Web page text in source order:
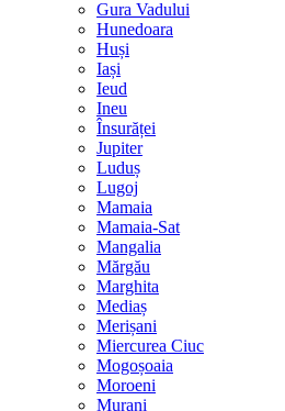
Gura Vadului
Hunedoara
Huși
Iași
Ieud
Ineu
Însurăței
Jupiter
Luduș
Lugoj
Mamaia
Mamaia-Sat
Mangalia
Mărgău
Marghita
Mediaș
Merișani
Miercurea Ciuc
Mogoșoaia
Moroeni
Murani